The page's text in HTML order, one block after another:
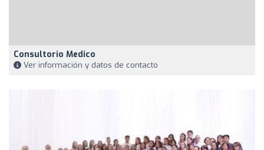
Consultorio Medico
Ver información y datos de contacto